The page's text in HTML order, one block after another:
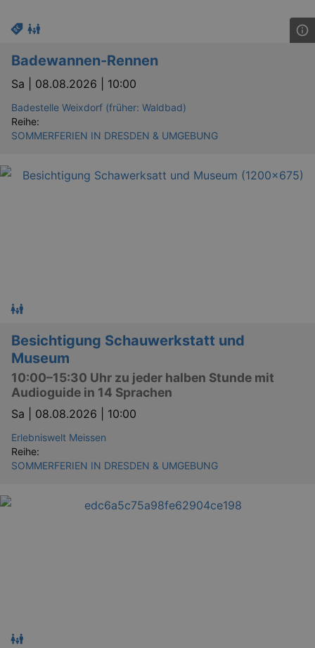
Badewannen-Rennen
Sa | 08.08.2026 | 10:00
Badestelle Weixdorf (früher: Waldbad)
Reihe:
SOMMERFERIEN IN DRESDEN & UMGEBUNG
Besichtigung Schauwerkstatt und
Museum
10:00–15:30 Uhr zu jeder halben Stunde mit
Audioguide in 14 Sprachen
Sa | 08.08.2026 | 10:00
Erlebniswelt Meissen
Reihe:
SOMMERFERIEN IN DRESDEN & UMGEBUNG